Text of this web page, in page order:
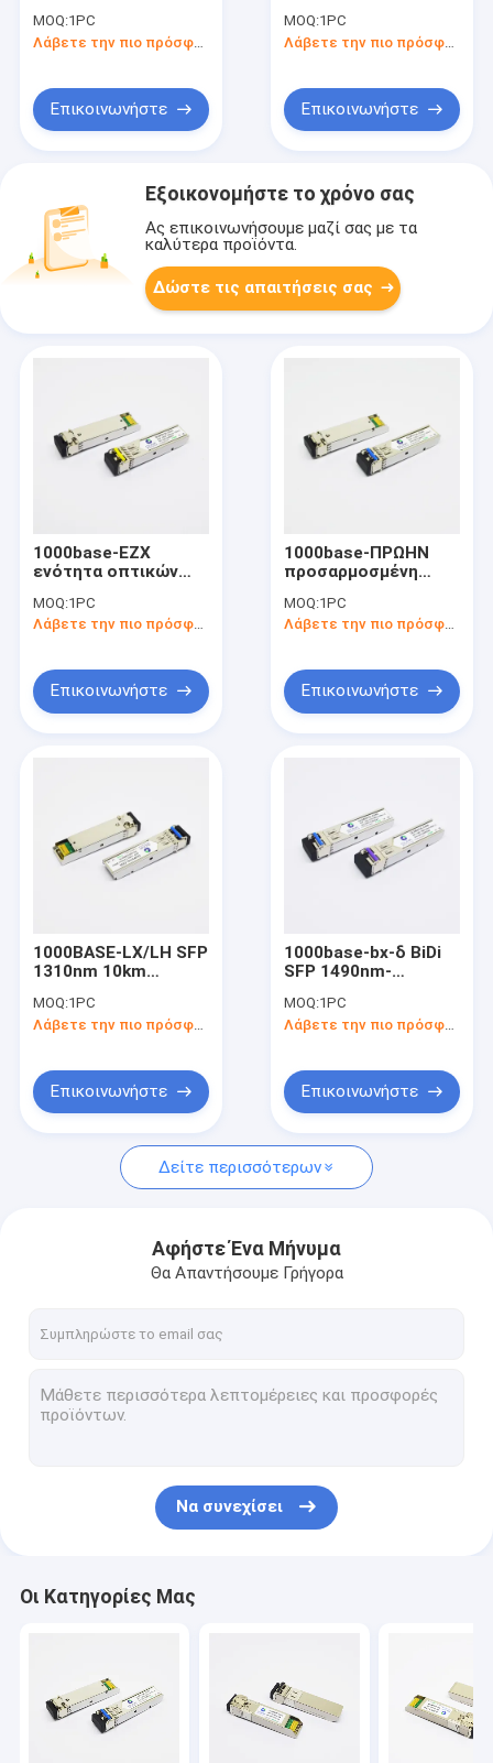
προϊόντα
Σχετικά με εμάς
οπτικοί πομποδέκτες SFP
πομποδέκτης ινών 10G SFP+
πομποδέκτης 25G SFP28
ενότητα 10G XFP
CFP2 οπτικός πομποδέκτης
προσαρμοσμένη
οπτική ενότητα
MOQ:1PC
Λάβετε την πιο πρόσφατη τιμή
Επικοινωνήστε
100m οπτική
ενότητα
MOQ:1PC
Επικοινωνήστε
Εξοικονομήστε το χρόνο σας
Ας επικοινωνήσουμε μαζί σας με τα
καλύτερα προϊόντα.
Δώστε τις απαιτήσεις σας
1000base-EZX
ενότητα οπτικών
SMF SFP 1550nm
120km
MOQ:1PC
Λάβετε την πιο πρόσφατη τιμή
Επικοινωνήστε
1000base-ΠΡΩΗΝ
προσαρμοσμένη
ινών DOM LC SFP
1310nm 40km SMF
MOQ:1PC
Λάβετε την πιο πρόσφατη τιμή
Επικοινωνήστε
1000BASE-LX/LH SFP
1310nm 10km
πομποδεκτών
ιουνιπέρων LC
MOQ:1PC
Λάβετε την πιο πρόσφατη τιμή
Επικοινωνήστε
1000base-bx-δ BiDi
SFP 1490nm-
οπτικό συμβατό
σύστημα της Cisco
MOQ:1PC
Επικοινωνήστε
Δείτε περισσότερων
Αφήστε Ένα Μήνυμα
Θα Απαντήσουμε Γρήγορα
Να συνεχίσει
Οι Κατηγορίες Μας